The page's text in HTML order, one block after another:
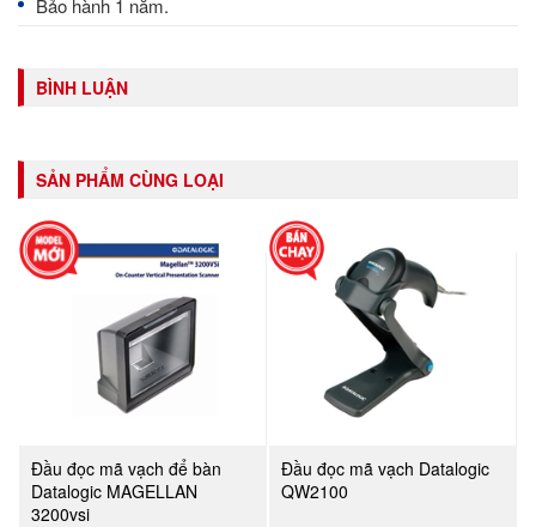
Bảo hành 1 năm.
BÌNH LUẬN
SẢN PHẨM CÙNG LOẠI
Đầu đọc mã vạch để bàn
Datalogic MAGELLAN
3200vsi
Đầu đọc mã vạch Datalogic
QW2100